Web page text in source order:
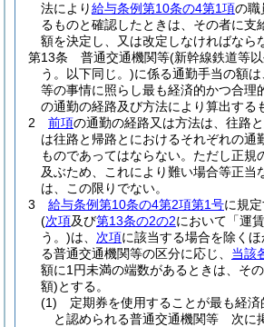
法により給与条例第10条の4第1項の職
るものと確認したときは、その者に支
額を決定し、又は改定しなければなら
第13条
普通交通機関等(新幹線鉄道等
う。以下同じ。)に係る通勤手当の額
等の事情に照らし最も経済的かつ合理
の通勤の経路及び方法により算出する
2
前項の通勤の経路又は方法は、往路
は往路と帰路とにおけるそれぞれの通
ものであってはならない。 ただし正規
及ぶため、これにより難い場合等正当
は、この限りでない。
3
給与条例第10条の4第2項第1号に規
(次項及び第13条の2の2において「運
う。)は、 次項に該当する場合を除くほ
る普通交通機関等の区分に応じ、 当該
額に1円未満の端数があるときは、そ
額)とする。
(1)
定期券を使用することが最も経
と認められる普通交通機関等 次に